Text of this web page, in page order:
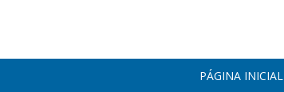
PÁGINA INICIAL